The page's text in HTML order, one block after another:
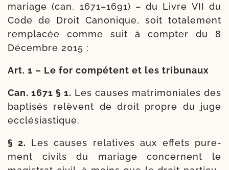
mariage (can. 1671–1691) – du Livre VII du
Code de Droit Canonique, soit tota­le­ment
rem­pla­cée comme suit à comp­ter du 8
Décembre 2015 :
Art. 1 – Le for com­pé­tent et les tribunaux
Can. 1671 § 1. Les causes matri­mo­niales des
bap­ti­sés relèvent de droit propre du juge
ecclésiastique.
§ 2. Les causes rela­tives aux effets pure­
ment civils du mariage concernent le